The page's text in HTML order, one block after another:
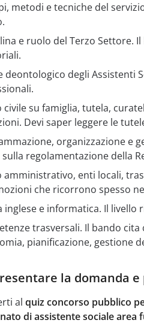
metodi e tecniche del
e ruolo del Terzo Settore.
deontologico degli Assistenti
civile su famiglia, tutela,
Devi saper leggere le
organizzazione e
regolamentazione della
amministrativo, enti locali,
che ricorrono spesso
inglese e informatica. Il livello
trasversali. Il bando
pianificazione, gestione
la domanda e
al quiz concorso pubblico
di assistente sociale